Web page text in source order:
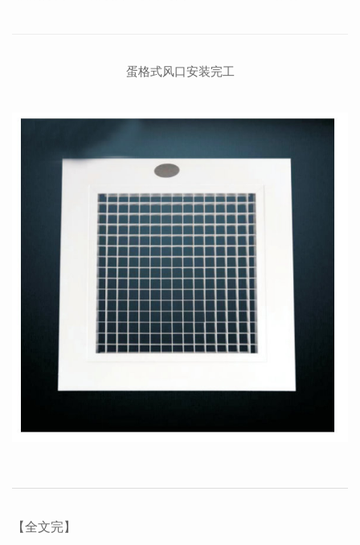
蛋格式风口安装完工
【全文完】